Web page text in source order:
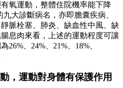
氧運動，整體住院機率能下降
大診斷病名，亦即膽囊疾病、
脈栓塞、肺炎、缺血性中風、缺
息肉來看，上述的運動程度可讓
26%、24%、21%、18%、
，運動對身體有保護作用